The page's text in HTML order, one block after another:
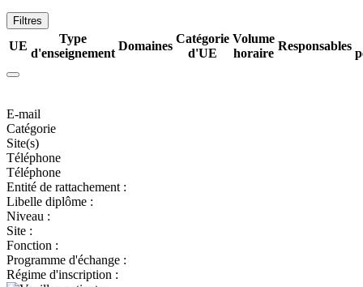
Filtres
UE
Type
d'enseignement
Domaines
Catégorie
d'UE
Volume
horaire
Responsables
E-mail
Catégorie
Site(s)
Téléphone
Téléphone
Entité de rattachement :
Libelle diplôme :
Niveau :
Site :
Fonction :
Programme d'échange :
Régime d'inscription :